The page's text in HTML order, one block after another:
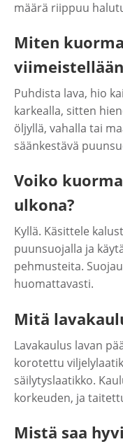
määrä riippuu
Miten
Puhdista lava, hio
karkealla, sitten
öljyllä, vahalla tai
säänkestävä
Voiko
ulkona?
Kyllä. Käsittele
puunsuojalla ja
pehmusteita.
huomattavasti.
Mitä
Lavakaulus lavan
korotettu
säilytyslaatikko.
korkeuden, ja
Mistä saa